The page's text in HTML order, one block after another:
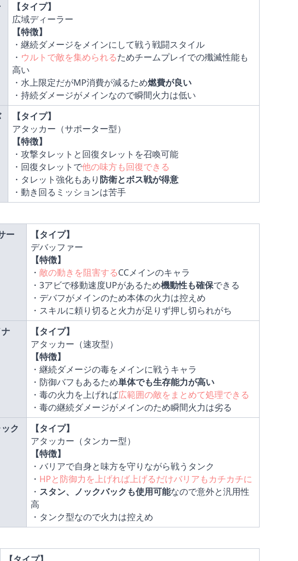
【タイプ】
広域ディーラー
【特徴】
・継続ダメージをメインにして戦う戦闘スタイル
・ ウルトで敵を集められるためチームプレイでの殲滅性能も
高い
・水上限定だがMP消費が減るため燃費が良い
・持続ダメージがメインなので瞬間火力は低い
【タイプ】
アタッカー（サポーター型）
【特徴】
・攻撃タレットと回復タレットを召喚可能
・回復タレットで他の味方も回復できる
・タレット強化もあり 防衛とボス戦が得意
・動き回るミッションは苦手
ー
【タイプ】
デバッファー
【特徴】
・ 敵の動きを阻害するCCメインのキャラ
・3アビで移動速度UPがあるため機動性も確保できる
・デバフがメインのため本体の火力は控えめ
・スキルに頼り切ると火力が足りず押し切られがち
【タイプ】
アタッカー（速攻型）
【特徴】
・継続ダメージの毒をメインに戦うキャラ
・防御バフもあるため単体でも生存能力が高い
・毒の火力を上げれば広範囲の敵をまとめて処理できる
・毒の継続ダメージがメインのため瞬間火力は劣る
ク
【タイプ】
アタッカー（タンカー型）
【特徴】
・バリアで自身と味方を守りながら戦うタンク
・ HPと防御力を上げれば上げるだけバリアもカチカチに
・ スタン、ノックバックも使用可能なので意外と汎用性
高
・タンク型なので火力は控えめ